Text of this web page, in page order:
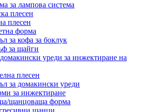
за лампова система
плесен
плесен
форма
за кофа за боклук
за щайги
уреди за инжектиране на
плесен
за домакински уреди
за инжектиране
щанцоваща форма
щанци